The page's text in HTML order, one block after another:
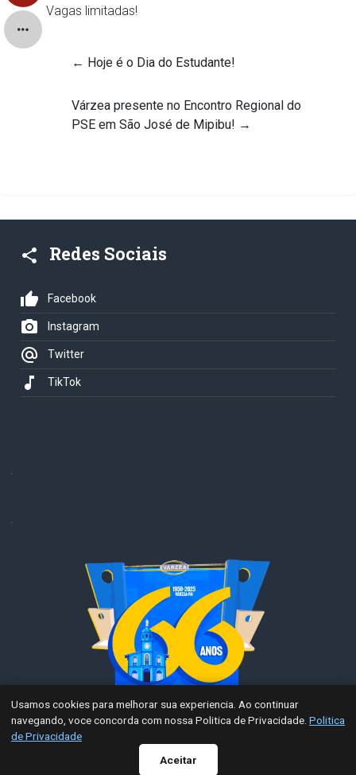
Vagas limitadas!
← Hoje é o Dia do Estudante!
Várzea presente no Encontro Regional do
PSE em São José de Mipibu! →
share Redes Sociais
thumb_up Facebook
photo_camera Instagram
alternate_email Twitter
music_note TikTok
.
.
Usamos cookies para melhorar sua experiencia. Ao continuar
navegando, voce concorda com nossa Politica de Privacidade. Politica
de Privacidade
Aceitar